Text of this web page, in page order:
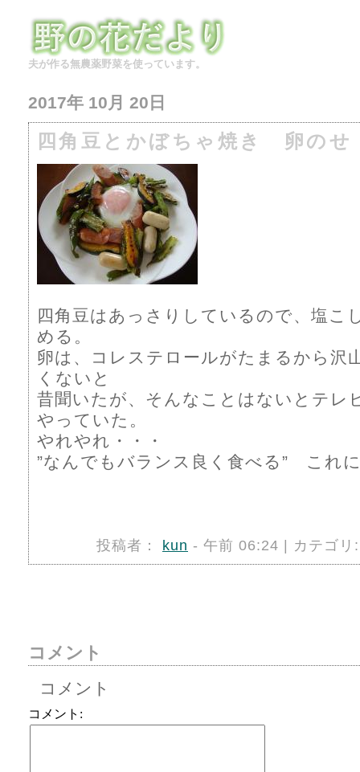
夫が作る無農薬野菜を使っています。
2017年 10月 20日
四角豆とかぼちゃ焼き 卵のせ
四角豆はあっさりしているので、塩こ
める。
卵は、コレステロールがたまるから沢
くないと
昔聞いたが、そんなことはないとテレ
やっていた。
やれやれ・・・
”なんでもバランス良く食べる” これ
投稿者： kun - 午前 06:24 | カテゴ
コメント
コメント
コメント: